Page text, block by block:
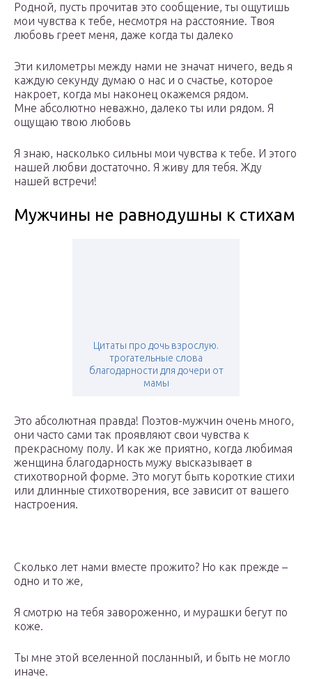
Родной, пусть прочитав это сообщение, ты ощутишь
мои чувства к тебе, несмотря на расстояние. Твоя
любовь греет меня, даже когда ты далеко
Эти километры между нами не значат ничего, ведь я
каждую секунду думаю о нас и о счастье, которое
накроет, когда мы наконец окажемся рядом.
Мне абсолютно неважно, далеко ты или рядом. Я
ощущаю твою любовь
Я знаю, насколько сильны мои чувства к тебе. И этого
нашей любви достаточно. Я живу для тебя. Жду
нашей встречи!
Мужчины не равнодушны к стихам
Цитаты про дочь взрослую.
трогательные слова
благодарности для дочери от
мамы
Это абсолютная правда! Поэтов-мужчин очень много,
они часто сами так проявляют свои чувства к
прекрасному полу. И как же приятно, когда любимая
женщина благодарность мужу высказывает в
стихотворной форме. Это могут быть короткие стихи
или длинные стихотворения, все зависит от вашего
настроения.
Сколько лет нами вместе прожито? Но как прежде –
одно и то же,
Я смотрю на тебя завороженно, и мурашки бегут по
коже.
Ты мне этой вселенной посланный, и быть не могло
иначе.